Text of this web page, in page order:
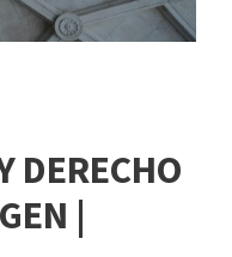
DERECHO
|